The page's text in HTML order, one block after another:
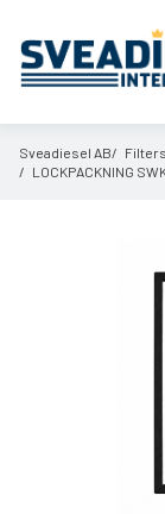
Sveadiesel AB
LOCKPACKNING